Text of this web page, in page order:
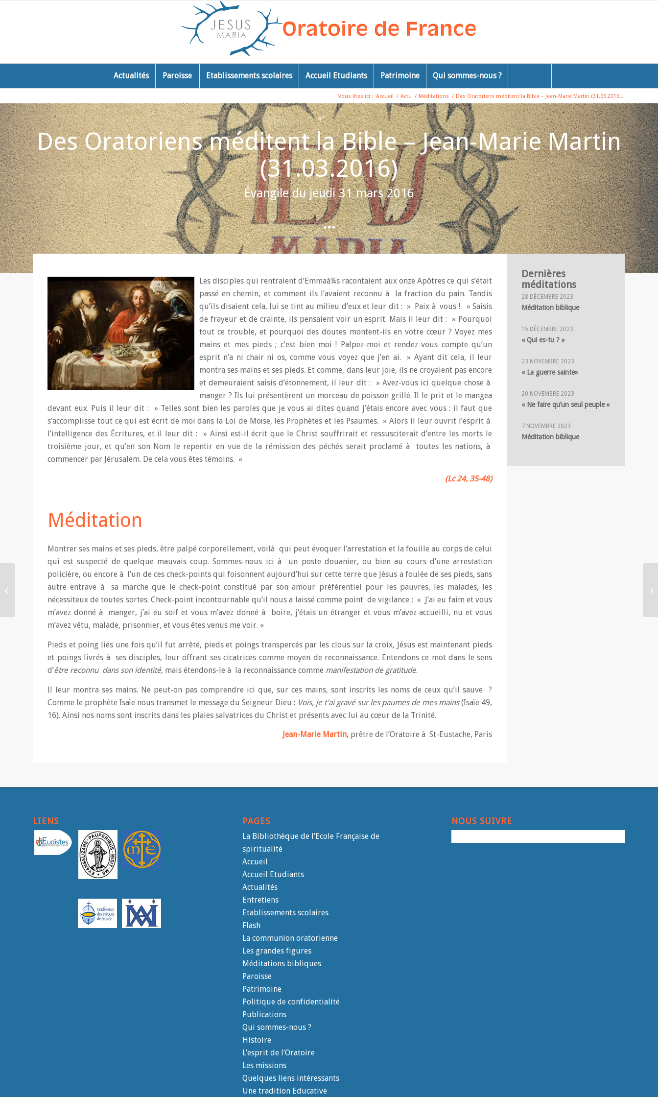
Actualités Paroisse Etablissements scolaires Accueil Etudiants Patrimoine Qui sommes-nous ?
Vous êtes ici : Accueil / Actu / Méditations / Des Oratoriens méditent la Bible – Jean-Marie Martin (31.03.2016...
Des Oratoriens méditent la Bible – Jean-Marie Martin
(31.03.2016)
Évangile du jeudi 31 mars 2016
Les disciples qui rentraient d’Emmaà¼s racontaient aux onze Apôtres ce qui s’était
passé en chemin, et comment ils l’avaient reconnu à la fraction du pain. Tandis
qu’ils disaient cela, lui se tint au milieu d’eux et leur dit : » Paix à vous ! » Saisis
de frayeur et de crainte, ils pensaient voir un esprit. Mais il leur dit : » Pourquoi
tout ce trouble, et pourquoi des doutes montent-ils en votre cœur ? Voyez mes
mains et mes pieds ; c’est bien moi ! Palpez-moi et rendez-vous compte qu’un
esprit n’a ni chair ni os, comme vous voyez que j’en ai. » Ayant dit cela, il leur
montra ses mains et ses pieds. Et comme, dans leur joie, ils ne croyaient pas encore
et demeuraient saisis d’étonnement, il leur dit : » Avez-vous ici quelque chose à
manger ? Ils lui présentèrent un morceau de poisson grillé. Il le prit et le mangea
devant eux. Puis il leur dit : » Telles sont bien les paroles que je vous ai dites quand j’étais encore avec vous : il faut que
s’accomplisse tout ce qui est écrit de moi dans la Loi de Moïse, les Prophètes et les Psaumes. » Alors il leur ouvrit l’esprit à
l’intelligence des Écritures, et il leur dit : » Ainsi est-il écrit que le Christ souffrirait et ressusciterait d’entre les morts le
troisième jour, et qu’en son Nom le repentir en vue de la rémission des péchés serait proclamé à toutes les nations, à
commencer par Jérusalem. De cela vous êtes témoins. «
(Lc 24, 35-48)
Méditation
Montrer ses mains et ses pieds, être palpé corporellement, voilà qui peut évoquer l’arrestation et la fouille au corps de celui
qui est suspecté de quelque mauvais coup. Sommes-nous ici à un poste douanier, ou bien au cours d’une arrestation
policière, ou encore à l’un de ces check-points qui foisonnent aujourd’hui sur cette terre que Jésus a foulée de ses pieds, sans
autre entrave à sa marche que le check-point constitué par son amour préférentiel pour les pauvres, les malades, les
nécessiteux de toutes sortes. Check-point incontournable qu’il nous a laissé comme point de vigilance : » J’ai eu faim et vous
m’avez donné à manger, j’ai eu soif et vous m’avez donné à boire, j’étais un étranger et vous m’avez accueilli, nu et vous
m’avez vêtu, malade, prisonnier, et vous êtes venus me voir. «
Pieds et poing liés une fois qu’il fut arrêté, pieds et poings transpercés par les clous sur la croix, Jésus est maintenant pieds
et poings livrés à ses disciples, leur offrant ses cicatrices comme moyen de reconnaissance. Entendons ce mot dans le sens
d’être reconnu dans son identité, mais étendons-le à la reconnaissance comme manifestation de gratitude.
Il leur montra ses mains. Ne peut-on pas comprendre ici que, sur ces mains, sont inscrits les noms de ceux qu’il sauve ?
Comme le prophète Isaïe nous transmet le message du Seigneur Dieu : Vois, je t’ai gravé sur les paumes de mes mains(Isaïe 49,
16). Ainsi nos noms sont inscrits dans les plaies salvatrices du Christ et présents avec lui au cœur de la Trinité.
Jean-Marie Martin, prêtre de l’Oratoire à St-Eustache, Paris
Dernières
méditations
28 DÉCEMBRE 2023
Méditation biblique
15 DÉCEMBRE 2023
« Qui es-tu ? »
23 NOVEMBRE 2023
« La guerre sainte»
20 NOVEMBRE 2023
« Ne faire qu’un seul peuple »
7 NOVEMBRE 2023
Méditation biblique
LIENS PAGES
La Bibliothèque de l’Ecole Française de
spiritualité
Accueil
Accueil Etudiants
Actualités
Entretiens
Etablissements scolaires
Flash
La communion oratorienne
Les grandes figures
Méditations bibliques
Paroisse
Patrimoine
Politique de confidentialité
Publications
Qui sommes-nous ?
Histoire
L’esprit de l’Oratoire
Les missions
Quelques liens intéressants
Une tradition Educative
NOUS SUIVRE
Décès du P. Lescot